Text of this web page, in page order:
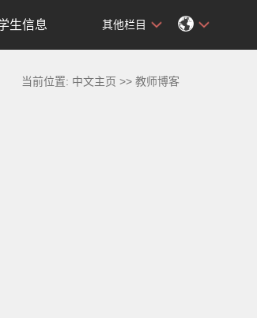
生信息 其他栏目
当前位置: 中文主页 >>教师博客